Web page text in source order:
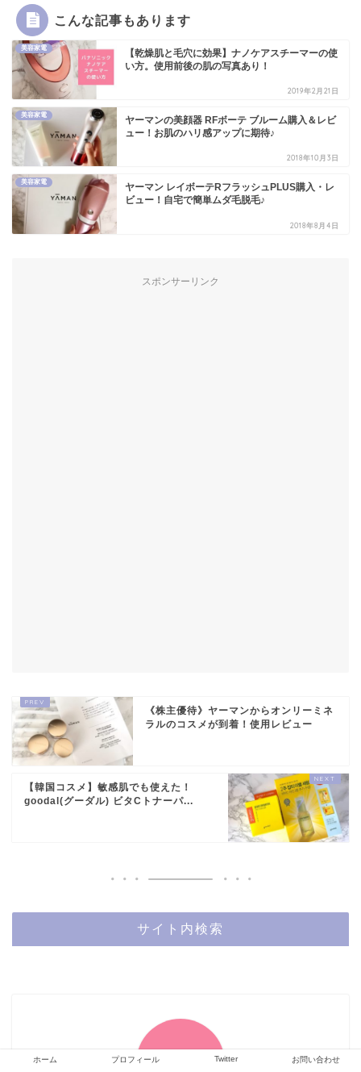
こんな記事もあります
美容家電
【乾燥肌と毛穴に効果】ナノケアスチーマーの使
い方。使用前後の肌の写真あり！
2019年2月21日
美容家電
ヤーマンの美顔器 RFボーテ ブルーム購入＆レビ
ュー！お肌のハリ感アップに期待♪
2018年10月3日
美容家電
ヤーマン レイボーテRフラッシュPLUS購入・レ
ビュー！自宅で簡単ムダ毛脱毛♪
2018年8月4日
スポンサーリンク
《株主優待》ヤーマンからオンリーミネ
ラルのコスメが到着！使用レビュー
【韓国コスメ】敏感肌でも使えた！
goodal(グーダル) ビタCトナーパ...
サイト内検索
ホーム プロフィール Twitter お問い合わせ